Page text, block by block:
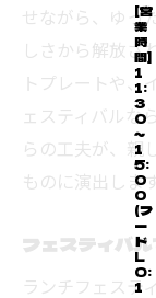
せながら、ゆっ
しさから解放さ
トプレートや、
ェスティバルな
らの工夫が、親
ものに演出します
フェスティバ
ランチフェステ
[営
業
時
間]
1
1:
3
0
～
1
5:
0
0
(フ
ー
ド
L
O:
1